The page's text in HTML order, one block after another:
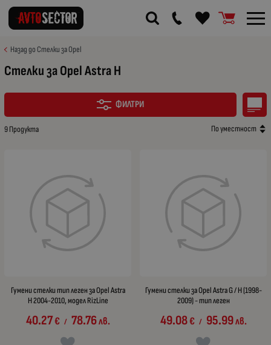
Назад до Стелки за Opel
Стелки за Opel Astra H
ФИЛТРИ
9 Продукта По уместност
Гумени стелки тип леген за Opel Astra
H 2004-2010, модел RizLine
40.27€ / 78.76лв.
Гумени стелки за Opel Astra G / H (1998-
2009) - тип леген
49.08€ / 95.99лв.